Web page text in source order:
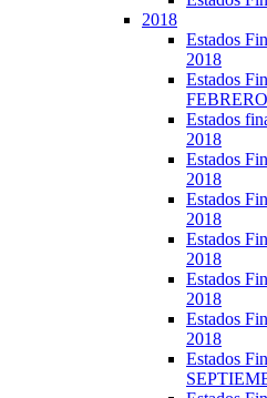
2018
Estados
2018
Estados
Estados
2018
Estados
2018
Estados
2018
Estados
2018
Estados
2018
Estados
2018
Estados